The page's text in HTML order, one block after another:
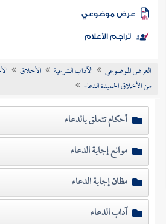
الكتب
موضوعي
تراجم الأعلام
العرض الموضوعي الآداب الشرعية الأخلاق
من الأخلاق الحميدة الدعاء
أحكام تتعلق بالدعاء
موانع إجابة الدعاء
مظان إجابة الدعاء
آداب الدعاء